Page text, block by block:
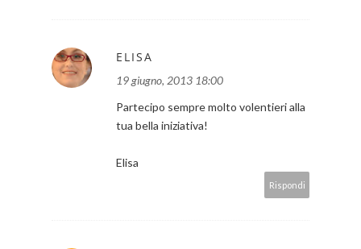
ELISA
19 giugno, 2013 18:00
Partecipo sempre molto volentieri alla
tua bella iniziativa!
Elisa
Rispondi